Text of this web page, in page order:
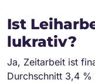
Ist
lukrativ?
Ja, Zeitarbeit ist
Durchschnitt 3,4 %